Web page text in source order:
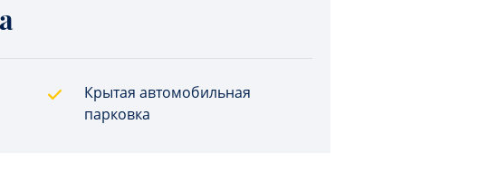
Крытая автомобильная
парковка